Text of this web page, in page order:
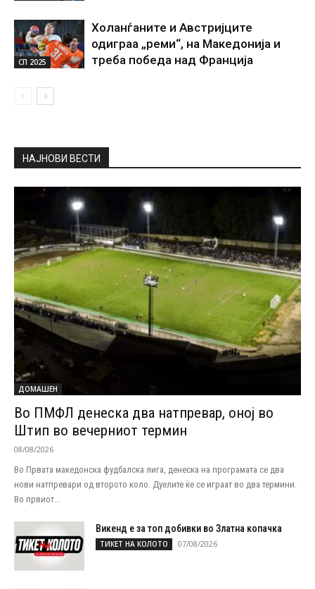
СП 2025
Холанѓаните и Австријците
одиграа „реми“, на Македонија и
треба победа над Франција
НАЈНОВИ ВЕСТИ
ДОМАШЕН
Во ПМФЛ денеска два натпревар, оној во
Штип во вечерниот термин
08/08/2026
Во Првата македонска фудбалска лига, денеска на програмата се два
нови натпревари од второто коло. Дуелите ќе се играат во два термини.
Во првиот...
Викенд е за топ добивки во Златна копачка
ТИКЕТ НА КОЛОТО 07/08/2026